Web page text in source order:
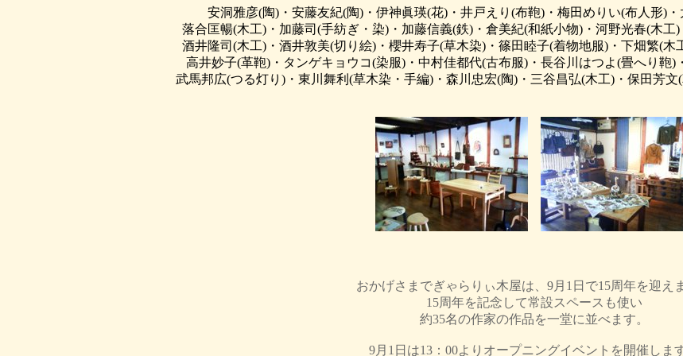
安洞雅彦(陶)・安藤友紀(陶)・伊神眞瑛(花)・井戸えり(布鞄)・梅田めりい(布人形)
落合匡暢(木工)・加藤司(手紡ぎ・染)・加藤信義(鉄)・倉美紀(和紙小物)・河野光春(木工
酒井隆司(木工)・酒井敦美(切り絵)・櫻井寿子(草木染)・篠田睦子(着物地服)・下畑繁(木
高井妙子(革鞄)・タンゲキョウコ(染服)・中村佳都代(古布服)・長谷川はつよ(畳へり鞄)
武馬邦広(つる灯り)・東川舞利(草木染・手編)・森川忠宏(陶)・三谷昌弘(木工)・保田芳
おかげさまでぎゃらりぃ木屋は、9月1日で15周年を迎え
15周年を記念して常設スペースも使い
約35名の作家の作品を一堂に並べます。
9月1日は13：00よりオープニングイベントを開催します